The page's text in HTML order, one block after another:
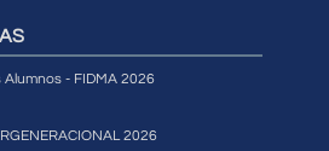
Alumnos - FIDMA 2026
2026